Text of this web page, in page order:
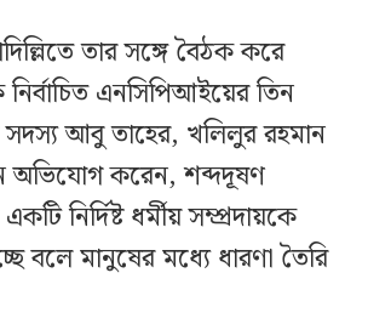
তার সঙ্গে বৈঠক করে
এনসিপিআইয়ের তিন
আবু তাহের, খলিলুর রহমান
অভিযোগ করেন, শব্দদূষণ
নির্দিষ্ট ধর্মীয় সম্প্রদায়কে
বলে মানুষের মধ্যে ধারণা তৈরি